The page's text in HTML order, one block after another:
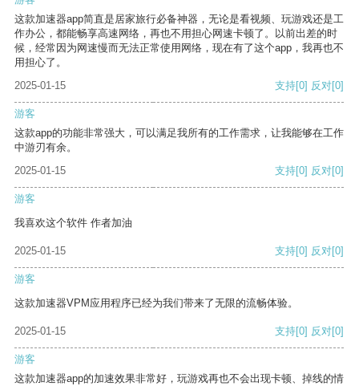
这款加速器app简直是居家旅行必备神器，无论是看视频、玩游戏还是工
作办公，都能畅享高速网络，再也不用担心网速卡顿了。以前出差的时
候，经常因为网速慢而无法正常使用网络，现在有了这个app，我再也不
用担心了。
2025-01-15
支持[0] 反对[0]
游客
这款app的功能非常强大，可以满足我所有的工作需求，让我能够在工作
中游刃有余。
2025-01-15
支持[0] 反对[0]
游客
我喜欢这个软件 作者加油
2025-01-15 支持[0] 反对[0]
游客
这款加速器VPM应用程序已经为我们带来了无限的流畅体验。
2025-01-15 支持[0] 反对[0]
游客
这款加速器app的加速效果非常好，玩游戏再也不会出现卡顿、掉线的情